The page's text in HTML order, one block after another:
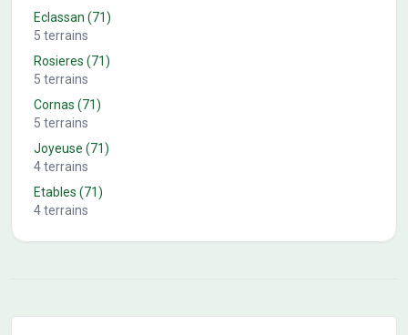
Eclassan (71)
5 terrains
Rosieres (71)
5 terrains
Cornas (71)
5 terrains
Joyeuse (71)
4terrains
Etables (71)
4terrains